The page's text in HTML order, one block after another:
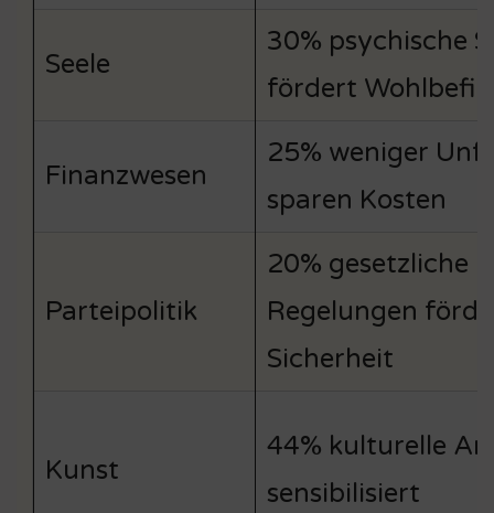
Seele
30% psychische
fördert
Finanzwesen
25% weniger
sparen Kosten
Parteipolitik
20% gesetzliche
Regelungen
Sicherheit
Kunst
44% kulturelle
sensibilisiert